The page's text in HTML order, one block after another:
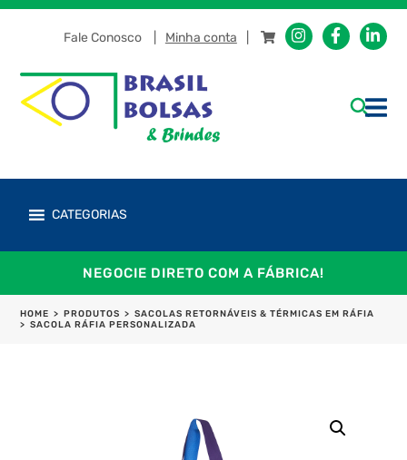
Fale Conosco Minha conta
CATEGORIAS
NEGOCIE DIRETO COM A FÁBRICA!
HOME > PRODUTOS > SACOLAS RETORNÁVEIS & TÉRMICAS EM RÁFIA
> SACOLA RÁFIA PERSONALIZADA